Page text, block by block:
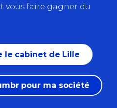
vous faire gagner du
le cabinet de Lille
pour ma société